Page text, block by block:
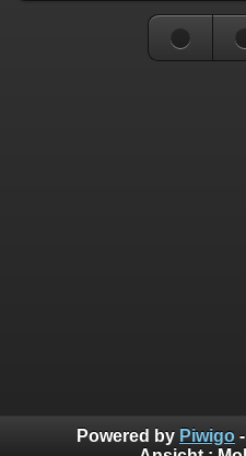
Powered by Piwigo